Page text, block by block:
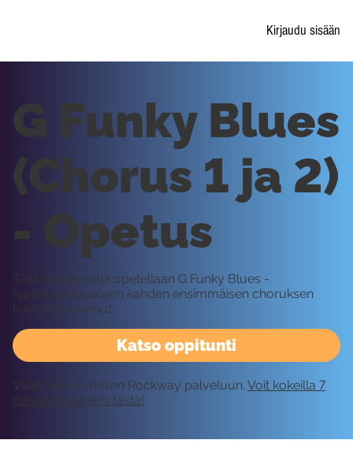
Kirjaudu sisään
Katso oppitunti
G Funky Blues
(Chorus 1 ja 2)
- Opetus
Tällä oppitunnilla opetellaan G Funky Blues -
harjoituskappaleen kahden ensimmäisen choruksen
kompit ja soinnut.
Vaatii kirjautumisen Rockway palveluun. Voit kokeilla 7
päivää ilmaiseksi tästä!